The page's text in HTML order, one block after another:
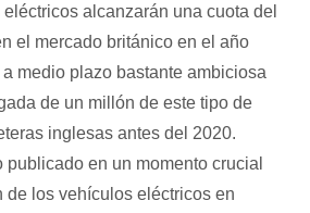
alcanzarán una cuota del
el mercado británico en el año
medio plazo bastante ambiciosa
de un millón de este tipo de
inglesas antes del 2020.
publicado en un momento crucial
de los vehículos eléctricos en